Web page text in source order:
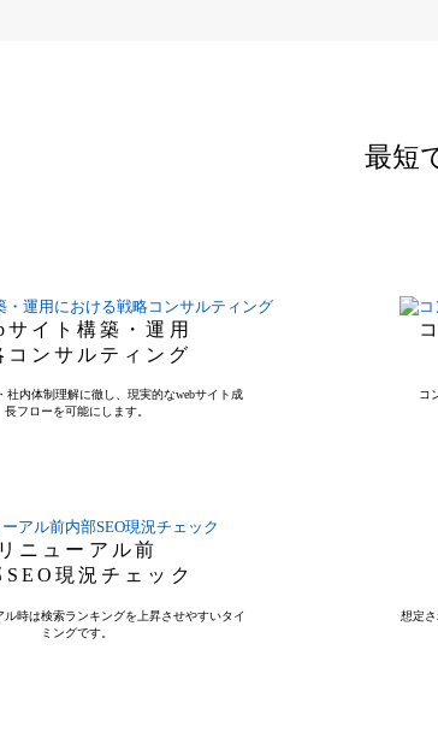
最短
サイト構築・運用
コンサルティング
社内体制理解に徹し、現実的なwebサイト成
長フローを可能にします。
コ
リニューアル前
SEO現況チェック
ル時は検索ランキングを上昇させやすいタイ
ミングです。
想定